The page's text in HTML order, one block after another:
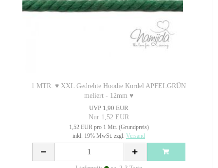
1 MTR. ♥ XXL Gedrehte Hoodie Kordel APFELGRÜN
meliert - 12mm ♥
UVP 1,90 EUR
Nur 1,52 EUR
1,52 EUR pro 1 Mtr. (Grundpreis)
inkl. 19% MwSt. zzgl. Versand